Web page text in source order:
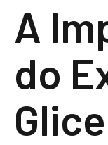
A
do